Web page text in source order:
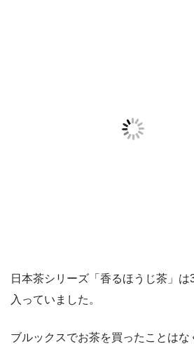
日本茶シリーズ「香るほうじ茶」は
入っていました。
ブルックスでお茶を買ったことはな